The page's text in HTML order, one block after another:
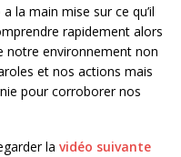
la main mise sur ce qu’il
rapidement alors
notre environnement non
et nos actions mais
pour corroborer nos
la vidéo suivante